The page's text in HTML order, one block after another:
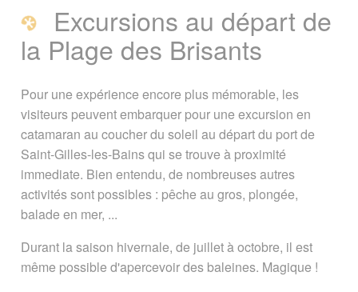
Excursions au départ de
la Plage des Brisants
Pour une expérience encore plus mémorable, les
visiteurs peuvent embarquer pour une excursion en
catamaran au coucher du soleil au départ du port de
Saint-Gilles-les-Bains qui se trouve à proximité
immediate. Bien entendu, de nombreuses autres
activités sont possibles : pêche au gros, plongée,
balade en mer, ...
Durant la saison hivernale, de juillet à octobre, il est
même possible d'apercevoir des baleines. Magique !